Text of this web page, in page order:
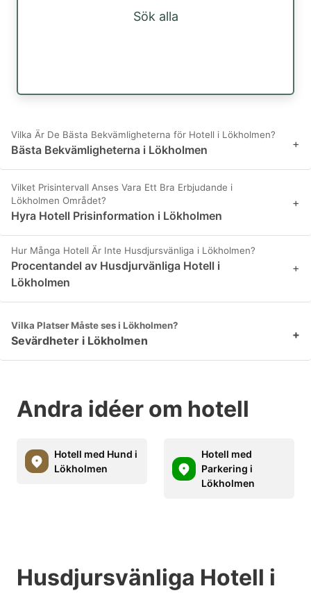
Sök alla
Vilka Är De Bästa Bekvämligheterna för Hotell i Lökholmen?
Bästa Bekvämligheterna i Lökholmen +
Vilket Prisintervall Anses Vara Ett Bra Erbjudande i
Lökholmen Området?
Hyra Hotell Prisinformation i Lökholmen
+
Hur Många Hotell Är Inte Husdjursvänliga i Lökholmen?
Procentandel av Husdjurvänliga Hotell i
Lökholmen
+
Vilka Platser Måste ses i Lökholmen?
Sevärdheter i Lökholmen +
Andra idéer om hotell
Hotell med Hund i
Lökholmen
Hotell med
Parkering i
Lökholmen
Husdjursvänliga Hotell i